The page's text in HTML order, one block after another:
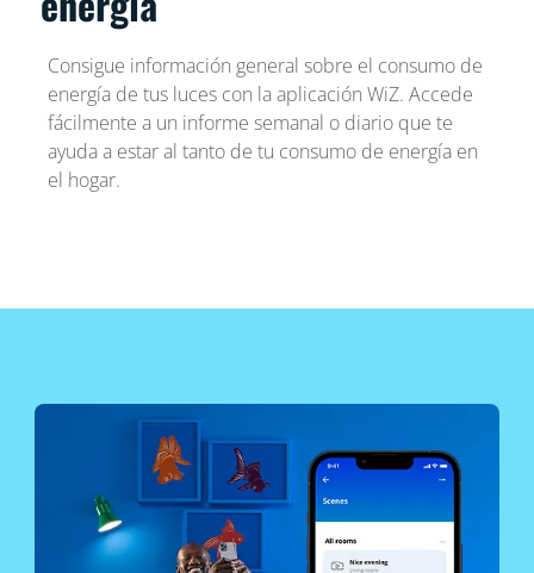
Consigue información general sobre el consumo de
energía de tus luces con la aplicación WiZ. Accede
fácilmente a un informe semanal o diario que te
ayuda a estar al tanto de tu consumo de energía en
el hogar.